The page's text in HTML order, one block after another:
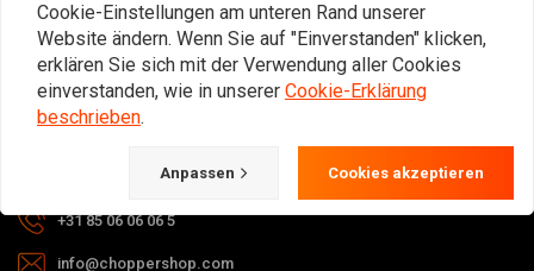
Reparaturen oder allgemeinen
Informationen können Sie uns
jederzeit auf eine der folgenden Arten
Gotenburgweg 46a, 9723 TM Groningen (The Netherlands)
+31 85 06 06 06 5
info@choppershop.com
Cookie-Einstellungen am unteren Rand unserer
Website ändern. Wenn Sie auf "Einverstanden" klicken,
erklären Sie sich mit der Verwendung aller Cookies
einverstanden, wie in unserer Cookie-Erklärung
beschrieben.
Anpassen Cookies akzeptieren